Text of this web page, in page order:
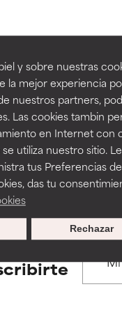
y sobre nuestras
la mejor experiencia
nuestros partners,
Las cookies tambin
en Internet con
utiliza nuestro sitio.
tus Preferencias de
das tu
Rechazar
Regulations
excelente, suelen ser
estabilidad o
respaldo científico.
evitarlo por su
inflamación o
con otros
excelente, suelen ser
estabilidad o
respaldo científico.
evitarlo por su
inflamación o
con otros